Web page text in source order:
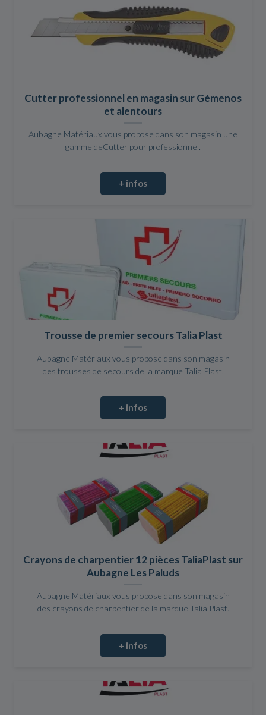
Cutter professionnel en magasin sur Gémenos
et alentours
Aubagne Matériaux vous propose dans son magasin une
gamme deCutter pour professionnel.
+ infos
Trousse de premier secours Talia Plast
Aubagne Matériaux vous propose dans son magasin
des trousses de secours de la marque Talia Plast.
+ infos
Crayons de charpentier 12 pièces TaliaPlast sur
Aubagne Les Paluds
Aubagne Matériaux vous propose dans son magasin
des crayons de charpentier de la marque Talia Plast.
+ infos